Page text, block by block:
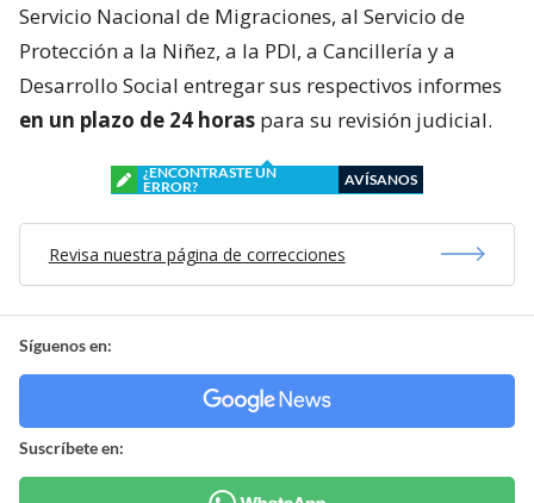
Servicio Nacional de Migraciones, al Servicio de
Protección a la Niñez, a la PDI, a Cancillería y a
Desarrollo Social entregar sus respectivos informes
en un plazo de 24 horas para su revisión judicial.
¿ENCONTRASTE UN
ERROR?
AVÍSANOS
Revisa nuestra página de correcciones
Síguenos en:
Suscríbete en: